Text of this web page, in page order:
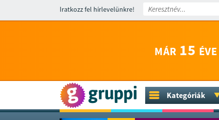
Iratkozz fel hírlevelünkre!
MÁR 15
Kategóriák